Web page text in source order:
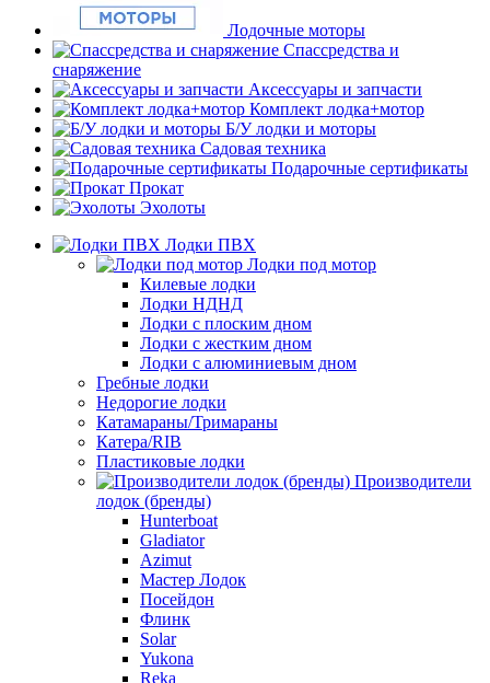
Лодочные моторы
Спассредства и
снаряжение
Аксессуары и запчасти
Комплект лодка+мотор
Б/У лодки и моторы
Садовая техника
Подарочные сертификаты
Прокат
Эхолоты
Лодки ПВХ
Лодки под мотор
Килевые лодки
Лодки НДНД
Лодки с плоским дном
Лодки с жестким дном
Лодки с алюминиевым дном
Гребные лодки
Недорогие лодки
Катамараны/Тримараны
Катера/RIB
Пластиковые лодки
Производители
лодок (бренды)
Hunterboat
Gladiator
Azimut
Мастер Лодок
Посейдон
Флинк
Solar
Yukona
Reka